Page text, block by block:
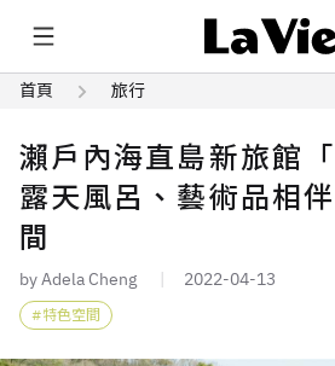
首頁 旅行
瀨戶內海直島新旅館
露天風呂、藝術品相
間
by Adela Cheng 2022-04-13
特色空間